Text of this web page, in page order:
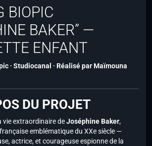
BIOPIC
BAKER” —
ENFANT
· Studiocanal · Réalisé par Maïmouna
DU PROJET
vie extraordinaire deJoséphine Baker,
emblématique du XXe siècle —
actrice, et courageuse espionne de la